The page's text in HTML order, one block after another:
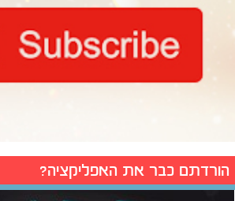
הורדתם כבר את האפליקציה?